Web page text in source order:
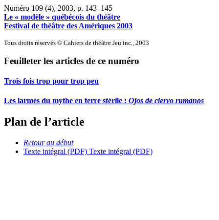
Numéro 109 (4), 2003, p. 143–145
Le « modèle » québécois du théâtre
Festival de théâtre des Amériques 2003
Tous droits réservés © Cahiers de théâtre Jeu inc., 2003
Feuilleter les articles de ce numéro
Trois fois trop pour trop peu
Les larmes du mythe en terre stérile : Ojos de ciervo rumanos
Plan de l’article
Retour au début
Texte intégral (PDF) Texte intégral (PDF)